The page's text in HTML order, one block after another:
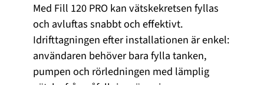
Med Fill 120 PRO kan vätskekretsen fyllas
och avluftas snabbt och effektivt.
Idrifttagningen efter installationen är enkel:
användaren behöver bara fylla tanken,
pumpen och rörledningen med lämplig